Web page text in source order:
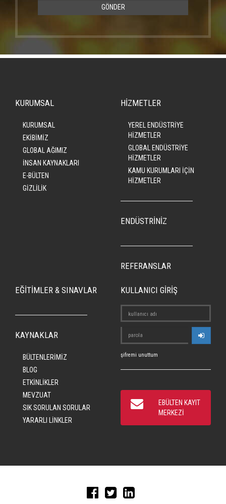
GÖNDER
KURUMSAL
KURUMSAL
EKİBİMİZ
GLOBAL AĞIMIZ
İNSAN KAYNAKLARI
E-BÜLTEN
GİZLİLİK
HİZMETLER
YEREL ENDÜSTRİYE
HİZMETLER
GLOBAL ENDÜSTRİYE
HİZMETLER
KAMU KURUMLARI İÇİN
HİZMETLER
ENDÜSTRİNİZ
REFERANSLAR
EĞİTİMLER & SINAVLAR
KAYNAKLAR
BÜLTENLERİMİZ
BLOG
ETKİNLİKLER
MEVZUAT
SIK SORULAN SORULAR
YARARLI LİNKLER
KULLANICI GİRİŞ
şifremi unuttum
EBÜLTEN KAYIT
MERKEZİ